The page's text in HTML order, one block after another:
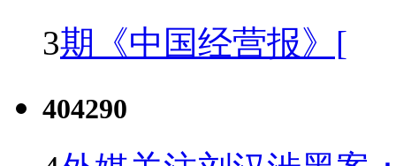
3期《中国经营报》[
404290